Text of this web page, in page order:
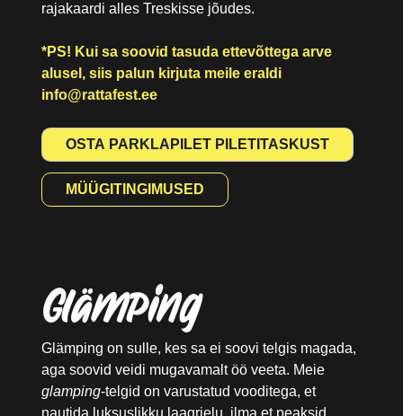
rajakaardi alles Treskisse jõudes.
*PS! Kui sa soovid tasuda ettevõttega arve
alusel, siis palun kirjuta meile eraldi
info@rattafest.ee
OSTA PARKLAPILET PILETITASKUST
MÜÜGITINGIMUSED
Glämping
Glämping on sulle, kes sa ei soovi telgis magada,
aga soovid veidi mugavamalt öö veeta. Meie
glamping-telgid on varustatud vooditega, et
nautida luksuslikku laagrielu, ilma et peaksid